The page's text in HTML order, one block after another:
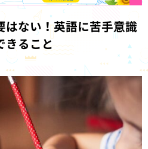
はない！英語に苦手意識
きること